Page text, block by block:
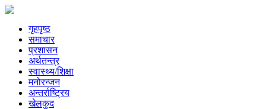
गृहपृष्ठ
समाचार
प्रशासन
अर्थतन्त्र
स्वास्थ्य/शिक्षा
मनोरन्जन
अन्तर्राष्ट्रिय
खेलकुद